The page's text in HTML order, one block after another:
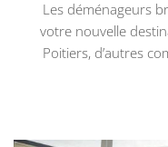
Les déménageurs
votre nouvelle
Poitiers, d’autres